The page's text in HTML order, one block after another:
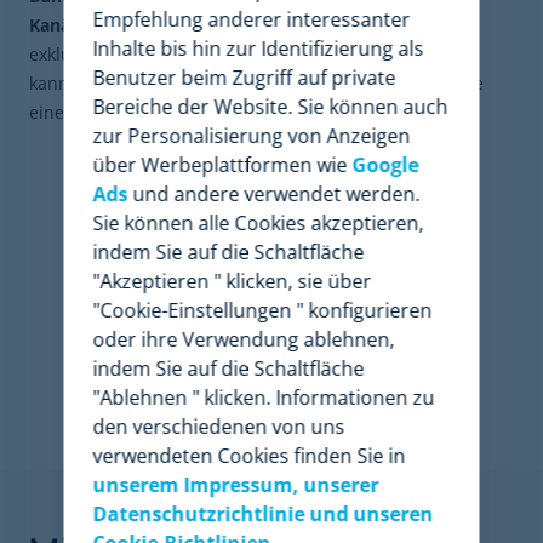
Kanäle sie angeboten werden. Die Durchführung
exklusiver Aktionen mit ausgeprägtem Werbecharakter
kann in jedem E-Commerce und auf jedem Marketplace
einen wichtigen Impuls für den Verkauf bedeuten
Finden Sie heraus, wie
Empfehlung anderer interessanter
Inhalte bis hin zur Identifizierung als
Benutzer beim Zugriff auf private
Bereiche der Website. Sie können auch
zur Personalisierung von Anzeigen
über Werbeplattformen wie Google
Adsund andere verwendet werden.
Sie können alle Cookies akzeptieren,
indem Sie auf die Schaltfläche
"Akzeptieren " klicken, sie über
"Cookie-Einstellungen " konfigurieren
oder ihre Verwendung ablehnen,
indem Sie auf die Schaltfläche
"Ablehnen " klicken. Informationen zu
den verschiedenen von uns
verwendeten Cookies finden Sie in
unserem Impressum, unserer
Datenschutzrichtlinie und unseren